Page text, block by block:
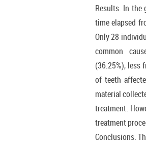
Results. In the
time elapsed
Only 28
common
(36.25%), less
of teeth
material
treatment.
treatment
Conclusions.